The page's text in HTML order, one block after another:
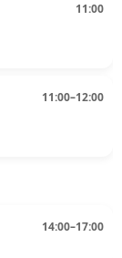
11:00
11:00–12:00
14:00–17:00